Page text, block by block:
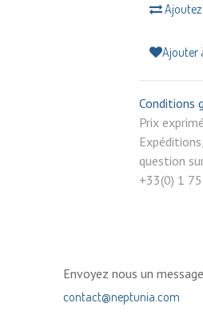
Ajouter
Conditions
Prix
question
+33(0) 1
Envoyez nous un message
contact@neptunia.com